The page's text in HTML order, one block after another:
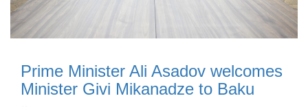
Prime Minister Ali Asadov welcomes
Minister Givi Mikanadze to Baku